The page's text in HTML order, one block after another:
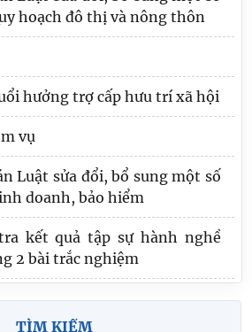
hoạch đô thị và nông thôn
hưởng trợ cấp hưu trí xã hội
vụ
Luật sửa đổi, bổ sung một số
doanh, bảo hiểm
kết quả tập sự hành nghề
2 bài trắc nghiệm
TÌM KIẾM